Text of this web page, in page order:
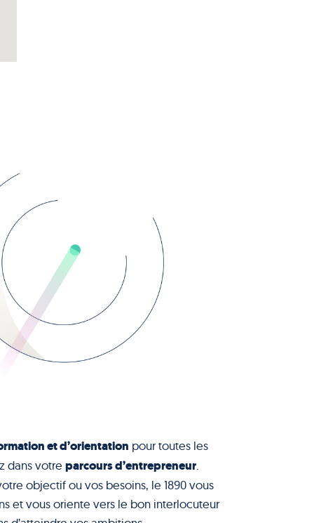
et d’orientation pour toutes les
dans votre parcours d’entrepreneur
objectif ou vos besoins, le 1890 vous
et vous oriente vers le bon interlocuteur